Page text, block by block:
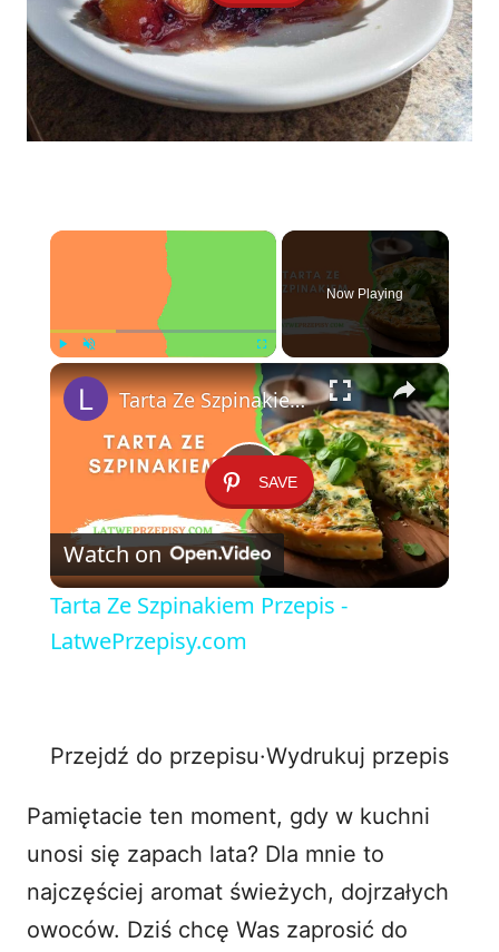
×
Now Playing
×
SAVE
P
l
V
i
d
Tarta Ze Szpinakiem Przepis - LatwePrzepisy.com
Watch on
Tarta Ze Szpinakiem Przepis -
LatwePrzepisy.com
Przejdź do przepisu·Wydrukuj przepis
Pamiętacie ten moment, gdy w kuchni
unosi się zapach lata? Dla mnie to
najczęściej aromat świeżych, dojrzałych
owoców. Dziś chcę Was zaprosić do